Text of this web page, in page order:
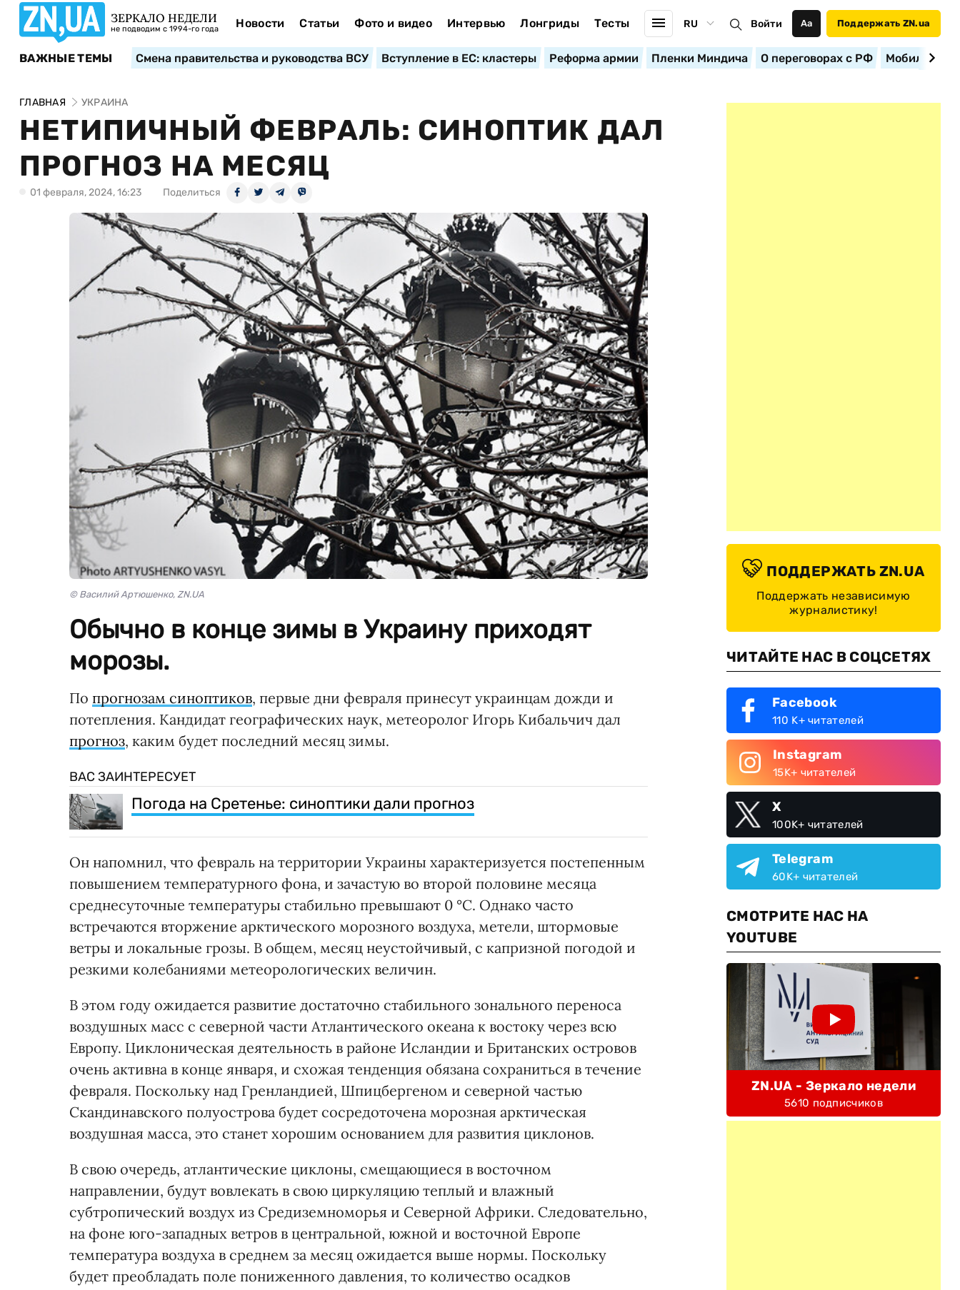
ЗЕРКАЛО НЕДЕЛИ
не подводим с 1994-го года Новости Статьи Фото и видео Интервью Лонгриды Тесты RU Войти Аа Поддержать ZN.ua
ВАЖНЫЕ ТЕМЫ Смена правительства и руководства ВСУ Вступление в ЕС: кластеры Реформа армии Пленки Миндича О переговорах с РФ
ГЛАВНАЯ УКРАИНА
НЕТИПИЧНЫЙ ФЕВРАЛЬ: СИНОПТИК ДАЛ
ПРОГНОЗ НА МЕСЯЦ
01 февраля, 2024, 16:23 Поделиться
© Василий Артюшенко, ZN.UA
Обычно в конце зимы в Украину приходят
морозы.
По прогнозам синоптиков, первые дни февраля принесут украинцам дожди и
потепления. Кандидат географических наук, метеоролог Игорь Кибальчич дал
прогноз, каким будет последний месяц зимы.
ВАС ЗАИНТЕРЕСУЕТ
Погода на Сретенье: синоптики дали прогноз
Он напомнил, что февраль на территории Украины характеризуется постепенным
повышением температурного фона, и зачастую во второй половине месяца
среднесуточные температуры стабильно превышают 0 °С. Однако часто
встречаются вторжение арктического морозного воздуха, метели, штормовые
ветры и локальные грозы. В общем, месяц неустойчивый, с капризной погодой и
резкими колебаниями метеорологических величин.
В этом году ожидается развитие достаточно стабильного зонального переноса
воздушных масс с северной части Атлантического океана к востоку через всю
Европу. Циклоническая деятельность в районе Исландии и Британских островов
очень активна в конце января, и схожая тенденция обязана сохраниться в течение
февраля. Поскольку над Гренландией, Шпицбергеном и северной частью
Скандинавского полуострова будет сосредоточена морозная арктическая
воздушная масса, это станет хорошим основанием для развития циклонов.
В свою очередь, атлантические циклоны, смещающиеся в восточном
направлении, будут вовлекать в свою циркуляцию теплый и влажный
субтропический воздух из Средиземноморья и Северной Африки. Следовательно,
на фоне юго-западных ветров в центральной, южной и восточной Европе
температура воздуха в среднем за месяц ожидается выше нормы. Поскольку
будет преобладать поле пониженного давления, то количество осадков
ПОДДЕРЖАТЬ ZN.UA
Поддержать независимую
журналистику!
ЧИТАЙТЕ НАС В СОЦСЕТЯХ
Facebook
110 K+ читателей
Instagram
15K+ читателей
X
100K+ читателей
Telegram
60K+ читателей
СМОТРИТЕ НАС НА
YOUTUBE
ZN.UA - Зеркало недели
5610 подписчиков